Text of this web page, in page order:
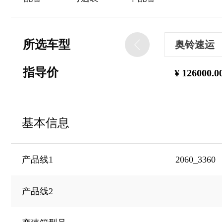
所选车型
指导价
奥铃速运
奥铃速运
¥
基本信息
产品线1
产品线2
2060_3360